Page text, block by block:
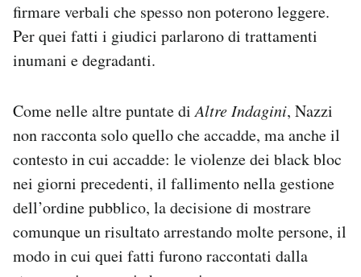
firmare verbali che spesso non poterono leggere.
Per quei fatti i giudici parlarono di trattamenti
inumani e degradanti.
Come nelle altre puntate diAltre Indagini, Nazzi
non racconta solo quello che accadde, ma anche il
contesto in cui accadde: le violenze dei black bloc
nei giorni precedenti, il fallimento nella gestione
dell’ordine pubblico, la decisione di mostrare
comunque un risultato arrestando molte persone, il
modo in cui quei fatti furono raccontati dalla